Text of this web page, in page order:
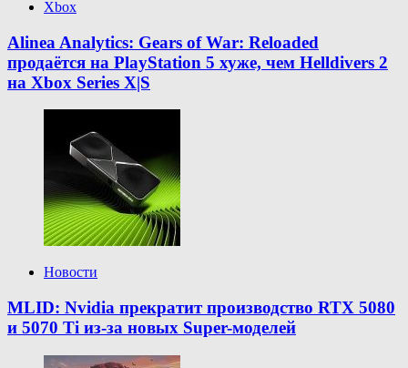
Xbox
Alinea Analytics: Gears of War: Reloaded
продаётся на PlayStation 5 хуже, чем Helldivers 2
на Xbox Series X|S
Новости
MLID: Nvidia прекратит производство RTX 5080
и 5070 Ti из-за новых Super-моделей